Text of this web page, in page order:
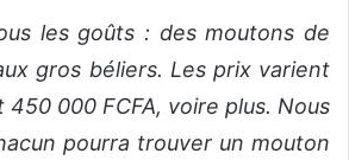
les goûts : des moutons de
gros béliers. Les prix varient
000 FCFA, voire plus. Nous
pourra trouver un mouton